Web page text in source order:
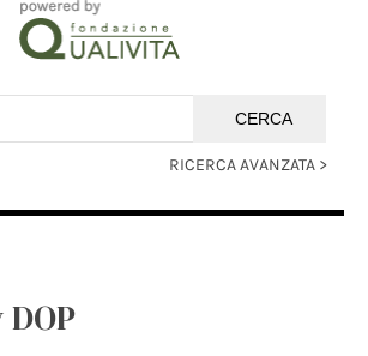
RICERCA AVANZATA >